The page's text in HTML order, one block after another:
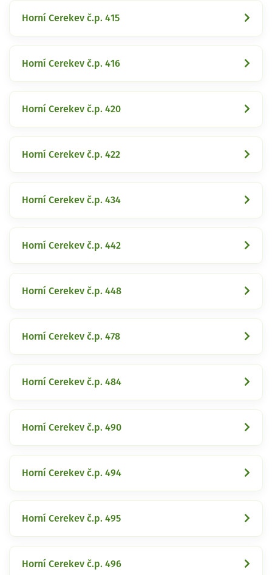
Horní Cerekev č.p. 415
Horní Cerekev č.p. 416
Horní Cerekev č.p. 420
Horní Cerekev č.p. 422
Horní Cerekev č.p. 434
Horní Cerekev č.p. 442
Horní Cerekev č.p. 448
Horní Cerekev č.p. 478
Horní Cerekev č.p. 484
Horní Cerekev č.p. 490
Horní Cerekev č.p. 494
Horní Cerekev č.p. 495
Horní Cerekev č.p. 496